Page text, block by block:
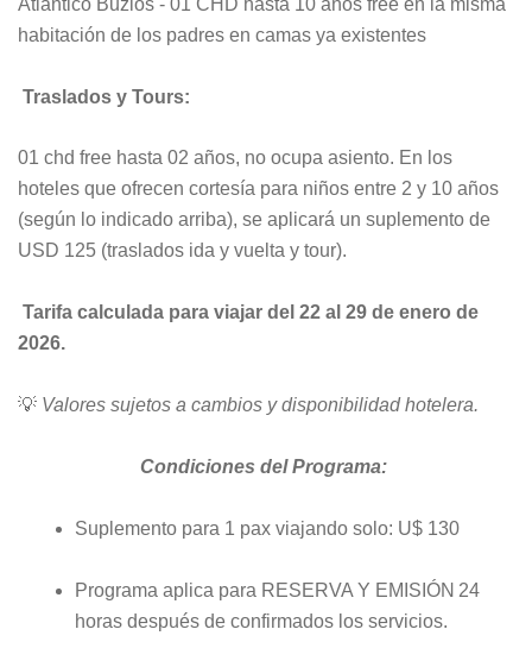
habitación de los padres en camas ya existentes
Traslados y Tours:
01 chd free hasta 02 años, no ocupa asiento. En los
hoteles que ofrecen cortesía para niños entre 2 y 10 años
(según lo indicado arriba), se aplicará un suplemento de
USD 125 (traslados ida y vuelta y tour).
Tarifa calculada para viajar del 22 al 29 de enero de
2026.
💡 Valores sujetos a cambios y disponibilidad hotelera.
Condiciones del Programa:
Suplemento para 1 pax viajando solo: U$ 130
Programa aplica para RESERVA Y EMISIÓN 24
horas después de confirmados los servicios.